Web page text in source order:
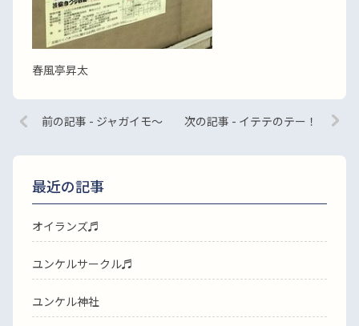
春風亭昇太
前の記事 - ジャガイモ〜 次の記事 - イテテのテー！
最近の記事
オイランズ♬
ユンケルサークル♬
ユンケル神社